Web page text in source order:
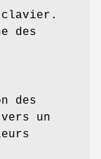
clavier.
des
des
un